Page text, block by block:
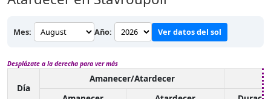
Mes: Año: Ver datos del sol
Desplázate a la derecha para ver más
Día
Amanecer/Atardecer